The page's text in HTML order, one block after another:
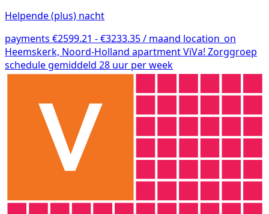
Helpende (plus) nacht
payments €2599.21 - €3233.35 / maand location_on
Heemskerk, Noord-Holland apartmentViVa! Zorggroep
schedulegemiddeld 28 uur per week